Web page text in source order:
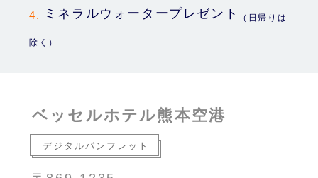
ミネラルウォータープレゼント
（日帰りは
除く）
ベッセルホテル熊本空港
デジタルパンフレット